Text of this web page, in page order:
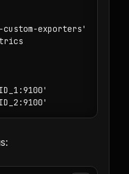
exporters'